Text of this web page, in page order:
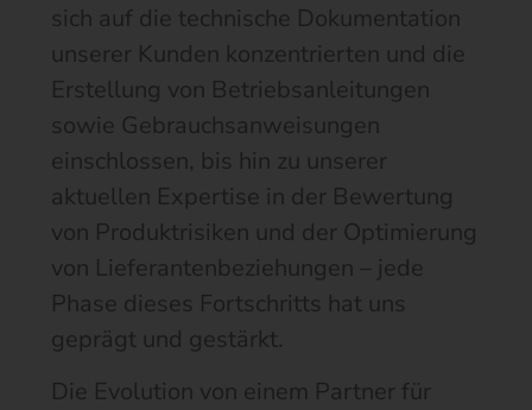
sich auf die technische Dokumentation
unserer Kunden konzentrierten und die
Erstellung von Betriebsanleitungen
sowie Gebrauchsanweisungen
einschlossen, bis hin zu unserer
aktuellen Expertise in der Bewertung
von Produktrisiken und der Optimierung
von Lieferantenbeziehungen – jede
Phase dieses Fortschritts hat uns
geprägt und gestärkt.
Die Evolution von einem Partner für